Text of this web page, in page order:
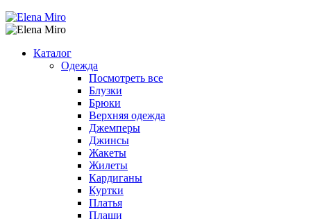
Каталог
Одежда
Посмотреть все
Блузки
Брюки
Верхняя одежда
Джемперы
Джинсы
Жакеты
Жилеты
Кардиганы
Куртки
Платья
Плащи